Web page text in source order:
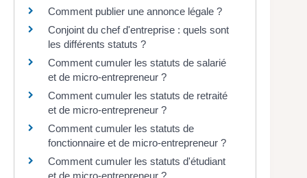
Comment publier une annonce légale ?
Conjoint du chef d'entreprise : quels sont
les différents statuts ?
Comment cumuler les statuts de salarié
et de micro-entrepreneur ?
Comment cumuler les statuts de retraité
et de micro-entrepreneur ?
Comment cumuler les statuts de
fonctionnaire et de micro-entrepreneur ?
Comment cumuler les statuts d'étudiant
et de micro-entrepreneur ?